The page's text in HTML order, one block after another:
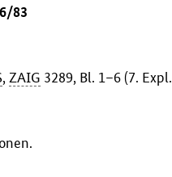
83
,ZAIG 3289, Bl. 1–6 (7.